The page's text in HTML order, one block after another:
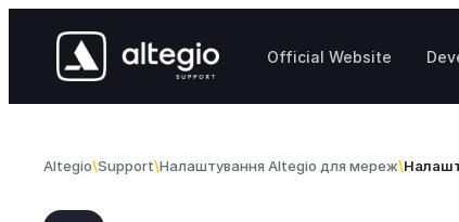
Official Website
Altegio Support Налаштування Altegio для мереж